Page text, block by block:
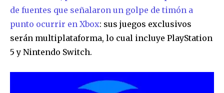
de fuentes que señalaron un golpe de timón a
punto ocurrir en Xbox: sus juegos exclusivos
serán multiplataforma, lo cual incluye PlayStation
5 y Nintendo Switch.